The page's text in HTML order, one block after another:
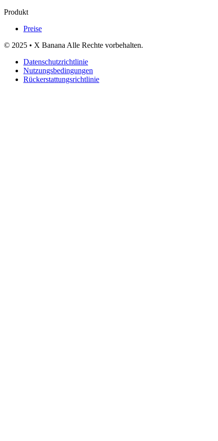
Produkt
Preise
© 2025 • X Banana Alle Rechte vorbehalten.
Datenschutzrichtlinie
Nutzungsbedingungen
Rückerstattungsrichtlinie